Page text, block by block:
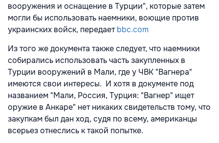
вооружения и оснащение в Турции", которые затем
могли бы использовать наемники, воющие против
украинских войск, передаетbbc.com
Из того же документа также следует, что наемники
собирались использовать часть закупленных в
Турции вооружений в Мали, где у ЧВК "Вагнера"
имеются свои интересы. И хотя в документе под
названием "Мали, Россия, Турция: "Вагнер" ищет
оружие в Анкаре" нет никаких свидетельств тому, что
закупкам был дан ход, судя по всему, американцы
всерьез отнеслись к такой попытке.